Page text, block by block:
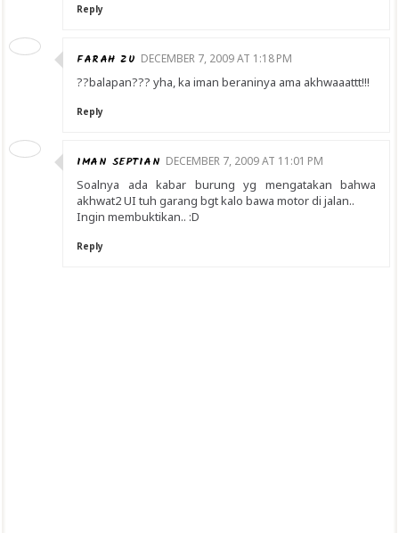
Reply
FARAH ZU DECEMBER 7, 2009 AT 1:18 PM
??balapan??? yha, ka iman beraninya ama akhwaaattt!!!
Reply
IMAN SEPTIAN DECEMBER 7, 2009 AT 11:01 PM
Soalnya ada kabar burung yg mengatakan bahwa
akhwat2 UI tuh garang bgt kalo bawa motor di jalan..
Ingin membuktikan.. :D
Reply